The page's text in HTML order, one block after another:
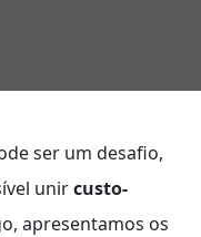
ser um desafio,
unircusto-
apresentamos os